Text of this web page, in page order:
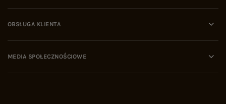
OBSŁUGA KLIENTA
MEDIA SPOŁECZNOŚCIOWE